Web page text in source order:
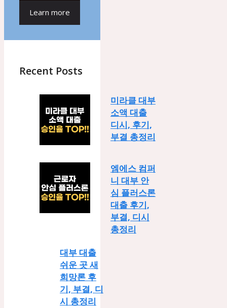
Learn more
Recent Posts
미라클 대부
소액 대출
디시, 후기,
부결 총정리
엠에스 컴퍼
니 대부 안
심 플러스론
대출 후기,
부결, 디시
총정리
대부 대출
쉬운 곳 새
희망론 후
기, 부결, 디
시 총정리